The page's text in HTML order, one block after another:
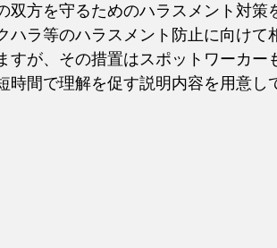
双方を守るためのハラスメント対策
ハラ等のハラスメント防止に向けて
すが、その措置はスポットワーカー
時間で理解を促す説明内容を用意し